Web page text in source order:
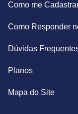
Como me
Como Responder
Dúvidas
Planos
Mapa do Site